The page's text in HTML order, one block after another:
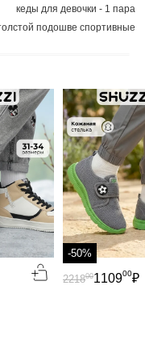
кеды для девочки - 1 пара
подошве спортивные
-50%
110900₽
221800